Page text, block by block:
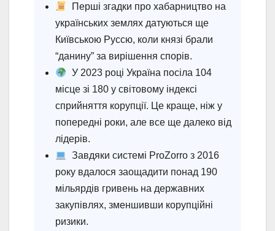
Перші згадки про хабарництво на
українських землях датуються ще
Київською Руссю, коли князі брали
“данину” за вирішення спорів.
У 2023 році Україна посіла 104
місце зі 180 у світовому індексі
сприйняття корупції. Це краще, ніж у
попередні роки, але все ще далеко від
лідерів.
Завдяки системі ProZorro з 2016
року вдалося заощадити понад 190
мільярдів гривень на державних
закупівлях, зменшивши корупційні
ризики.